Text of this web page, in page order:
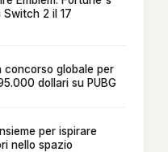
2 il 17
concorso globale per
dollari su PUBG
per ispirare
nello spazio